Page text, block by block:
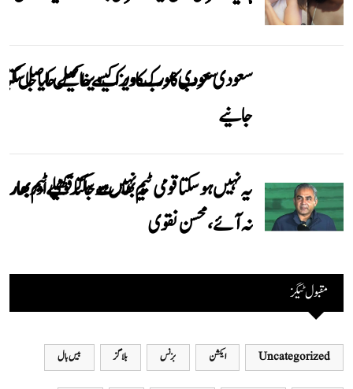
سعودی عرب کا ورک ویزا کیسے حاصل کیا
جانیے
یہ نہیں ہوسکتا قومی ٹیم بھارت جاکر کھیلے اور
نہ آئے، محسن نقوی
مقبول ٹیگز
Uncategorized ایکشن بزنس بلاگز بیس بال